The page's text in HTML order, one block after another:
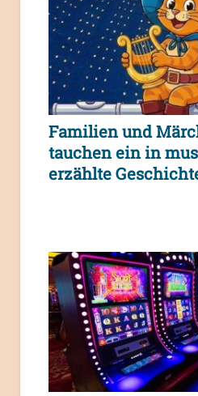
Familien und
tauchen ein in
erzählte